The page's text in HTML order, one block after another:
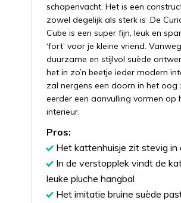
schapenvacht. Het is een
zowel degelijk als sterk is .De
Cube is een super fijn, leuk en
‘fort’ voor je kleine vriend.
duurzame en stijlvol suède
het in zo’n beetje ieder modern
zal nergens een doorn in het oog
eerder een aanvulling vormen op
interieur.
Pros:
Het kattenhuisje zit stevig in
In de verstopplek vindt de
leuke pluche hangbal
Het imitatie bruine suède